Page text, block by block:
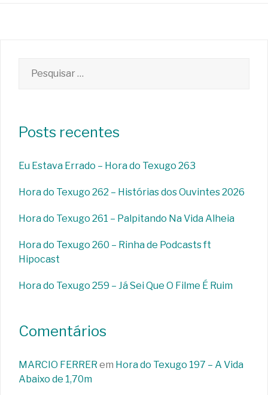
por:
Posts recentes
Eu Estava Errado – Hora do Texugo 263
Hora do Texugo 262 – Histórias dos Ouvintes 2026
Hora do Texugo 261 – Palpitando Na Vida Alheia
Hora do Texugo 260 – Rinha de Podcasts ft
Hipocast
Hora do Texugo 259 – Já Sei Que O Filme É Ruim
Comentários
MARCIO FERRER em Hora do Texugo 197 – A Vida
Abaixo de 1,70m